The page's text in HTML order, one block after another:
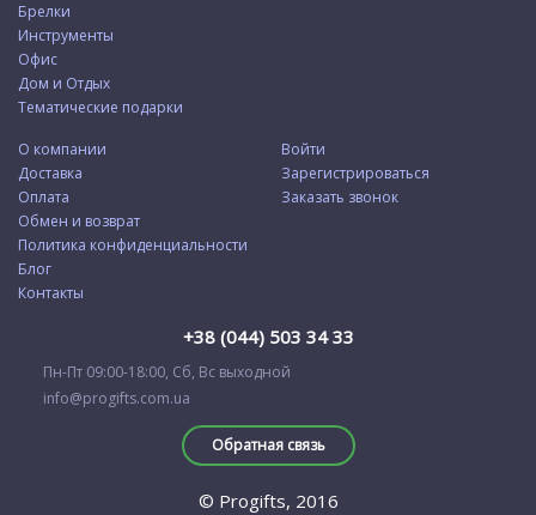
Брелки
Инструменты
Офис
Дом и Отдых
Тематические подарки
О компании
Доставка
Оплата
Обмен и возврат
Политика конфиденциальности
Блог
Контакты
Войти
Зарегистрироваться
Заказать звонок
+38 (044) 503 34 33
Пн-Пт 09:00-18:00, Сб, Вс выходной
info@progifts.com.ua
Обратная связь
© Progifts, 2016